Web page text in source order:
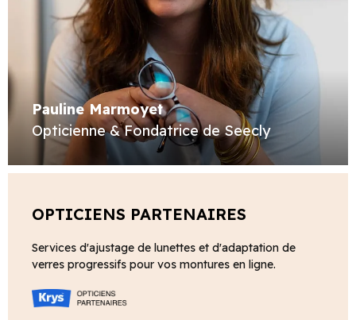
Pauline Marmoyet
Opticienne & Fondatrice de Seecly
OPTICIENS PARTENAIRES
Services d'ajustage de lunettes et d'adaptation de
verres progressifs pour vos montures en ligne.